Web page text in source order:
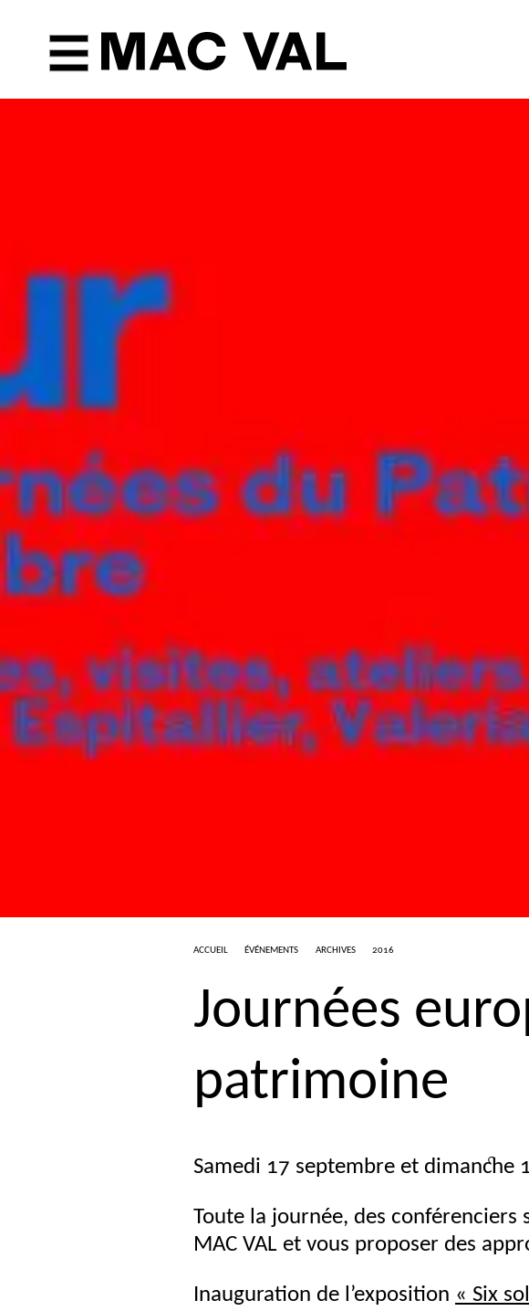
ACCUEIL ÉVÉNEMENTS ARCHIVES 2016
Journées
patrimoine
Samedi 17 septembre et dimanche
Toute la journée, des
MAC VAL et vous proposer des
Inauguration de l’exposition « Six